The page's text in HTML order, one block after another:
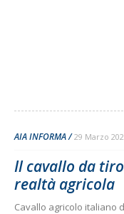
AIA INFORMA 29 Marzo
Il cavallo da
realtà agricola
Cavallo agricolo italiano